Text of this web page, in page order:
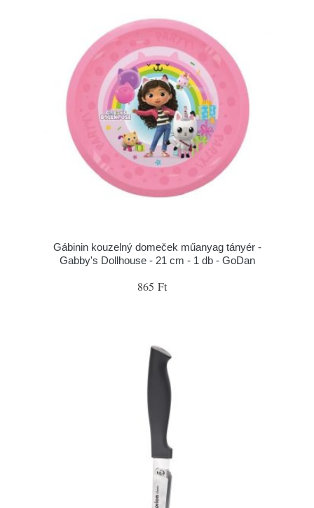
Gábinin kouzelný domeček műanyag tányér -
Gabby's Dollhouse - 21 cm - 1 db - GoDan
865 Ft